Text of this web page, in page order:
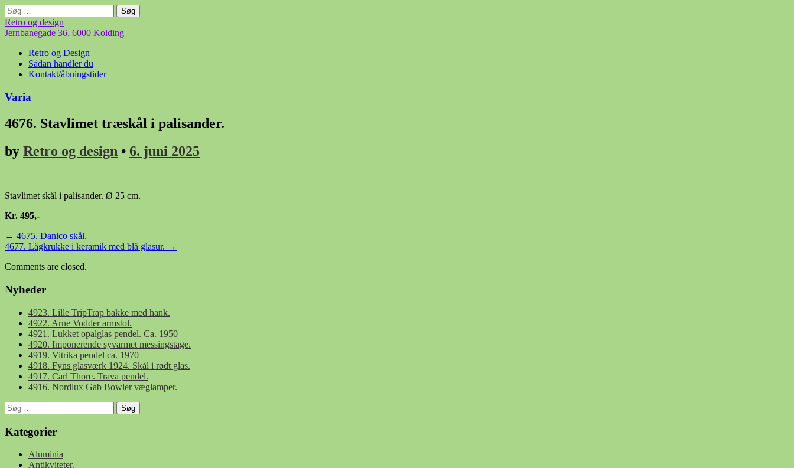
Søg
efter:
Retro og design
Jernbanegade 36, 6000 Kolding
Main
menu
Skip
content
Retro og Design
Sådan handler du
Kontakt/åbningstider
Varia
4676. Stavlimet træskål i palisander.
by Retro og design • 6. juni 2025
Stavlimet skål i palisander. Ø 25 cm.
Kr. 495,-
Post
navigation
← 4675. Danico skål.
4677. Lågkrukke i keramik med blå glasur. →
Comments are closed.
Nyheder
4923. Lille TripTrap bakke med hank.
4922. Arne Vodder armstol.
4921. Lukket opalglas pendel. Ca. 1950
4920. Imponerende syvarmet messingstage.
4919. Vitrika pendel ca. 1970
4918. Fyns glasværk 1924. Skål i rødt glas.
4917. Carl Thore. Trava pendel.
4916. Nordlux Gab Bowler væglamper.
Søg
efter:
Kategorier
Aluminia
Antikviteter.